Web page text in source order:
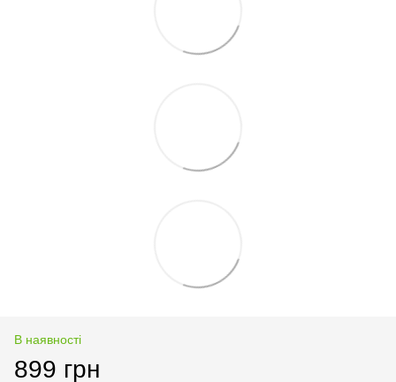
В наявності
899 грн